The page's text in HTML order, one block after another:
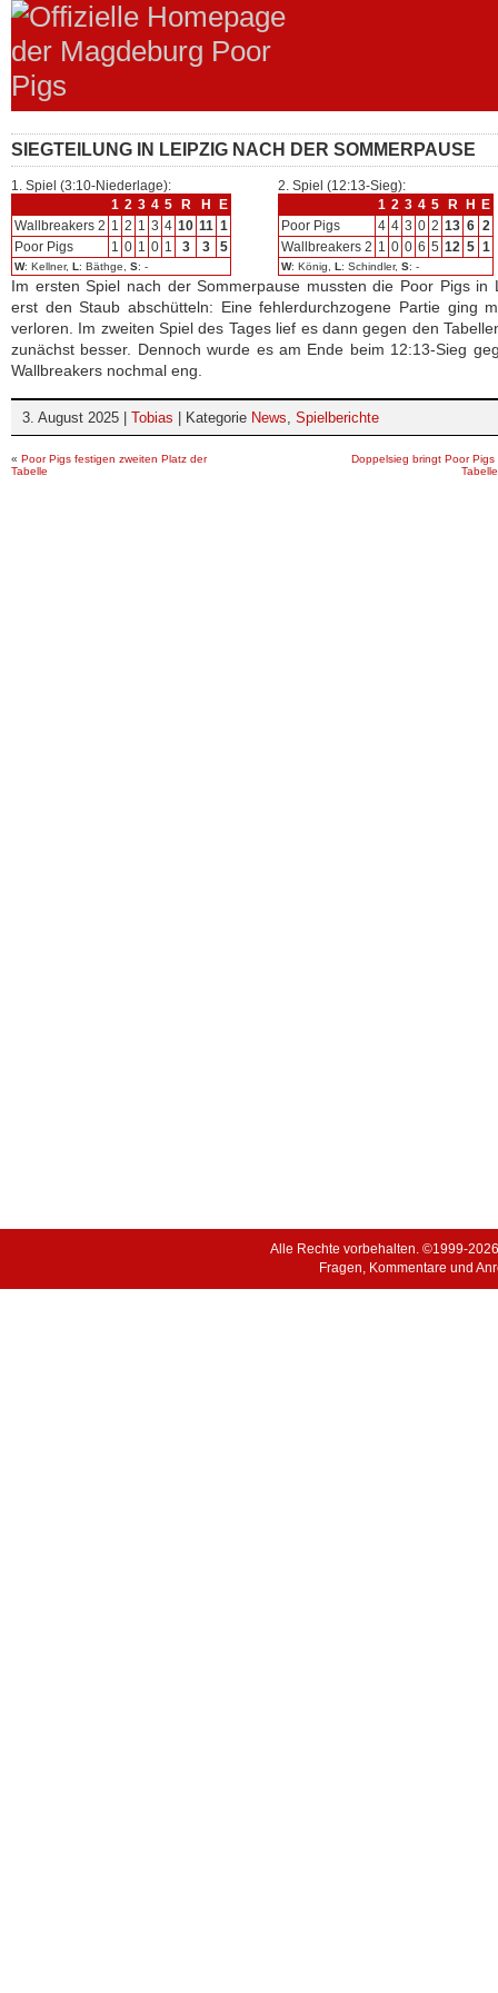
SIEGTEILUNG IN LEIPZIG NACH DER SOMMERPAUSE
1. Spiel (3:10-Niederlage):
1 2 3 4 5 R H
E
Wallbreakers 2 1 2 1 3 4 10 11 1
Poor Pigs
1 0 1 0 1 3 3 5
W: Kellner, L : Bäthge, S: -
2. Spiel (12:13-Sieg):
1 2 3 4 5 R H
E
Poor Pigs
4 4 3 0 2 13 6 2
Wallbreakers 2 1 0 0 6 5 12 5 1
W: König, L : Schindler, S: -
Im ersten Spiel nach der Sommerpause mussten die Poor Pigs in
erst den Staub abschütteln: Eine fehlerdurchzogene Partie ging
verloren. Im zweiten Spiel des Tages lief es dann gegen den
zunächst besser. Dennoch wurde es am Ende beim 12:13-Sieg
Wallbreakers nochmal eng.
3. August 2025 | Tobias | Kategorie News, Spielberichte
« Poor Pigs festigen zweiten Platz der
Tabelle
Doppelsieg bringt Poor
Alle Rechte vorbehalten. ©1999-
Fragen, Kommentare und